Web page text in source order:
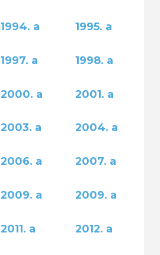
1994. a 1995. a
1997. a 1998. a
2000. a 2001. a
2003. a 2004. a
2006. a 2007. a
2009. a 2009. a
2011. a 2012. a